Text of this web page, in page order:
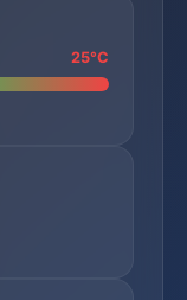
25°C